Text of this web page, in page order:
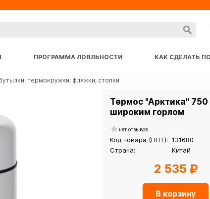
ПРОГРАММА ЛОЯЛЬНОСТИ КАК СДЕЛАТЬ
термокружки, фляжки, стопки
Термос "Арктика" 750
широким горлом
нет отзывов
Код товара (ПНТ): 131680
Страна:
Китай
2 535
В корзину